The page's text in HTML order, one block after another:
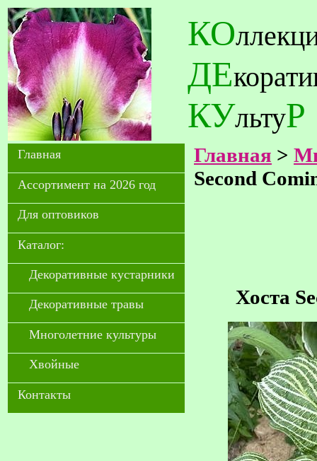
КО
ДЕ
КУльтуР
Главная
Ассортимент на 2026 год
Для оптовиков
Каталог:
Декоративные кустарники
Декоративные травы
Многолетние культуры
Хвойные
Контакты
Главная >
Second
Хоста